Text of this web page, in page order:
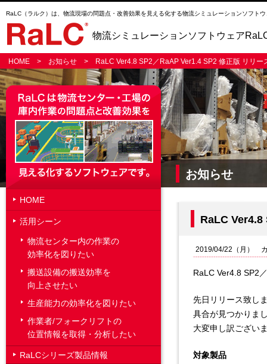
RaLC（ラルク）は、物流現場の問題点・改善効果を見える化する物流シミュレーションソフト
物流シミュレーションソフトウェア
HOME > お知らせ > RaLC Ver4.8 SP2／RaAP Ver1.4 SP2 修正版 リリー
HOME
活用シーン
物流センター内の作業の
効率化を図りたい
搬送設備の搬送効率を
向上させたい
生産能力の効率化を図りたい
作業者/フォークリフトの
位置情報を取得・分析したい
RaLCシリーズ製品情報
お知らせ
RaLC Ver4.8
2019/04/22（月）
RaLC Ver4.8 SP2
先日リリース致し
具合が見つかりま
大変申し訳ござい
対象製品